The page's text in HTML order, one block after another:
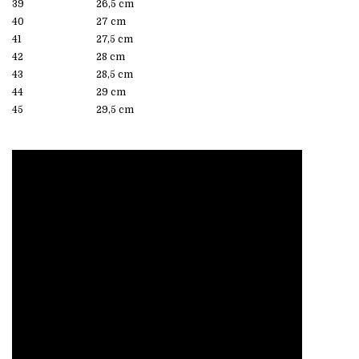
39
26,5 cm
40
27 cm
41
27,5 cm
42
28 cm
43
28,5 cm
44
29 cm
45
29,5 cm